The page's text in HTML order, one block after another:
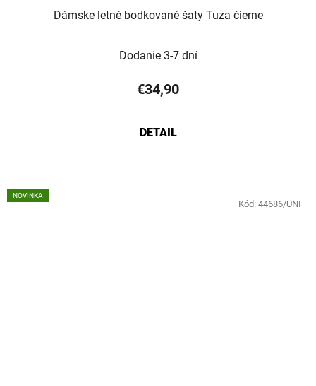
Dámske letné bodkované šaty Tuza čierne
Dodanie 3-7 dní
€34,90
DETAIL
NOVINKA
Kód: 44686/UNI